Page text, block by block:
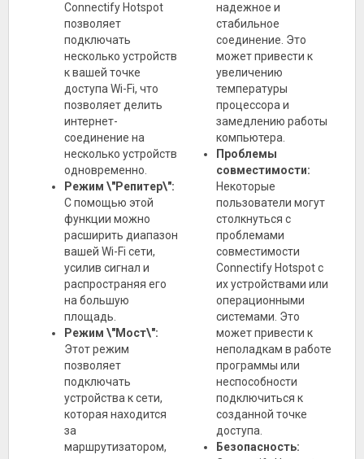
Connectify Hotspot
позволяет
подключать
несколько устройств
к вашей точке
доступа Wi-Fi, что
позволяет делить
интернет-
соединение на
несколько устройств
одновременно.
Режим \"Репитер\":
С помощью этой
функции можно
расширить диапазон
вашей Wi-Fi сети,
усилив сигнал и
распространяя его
на большую
площадь.
Режим \"Мост\":
Этот режим
позволяет
подключать
устройства к сети,
которая находится
за
маршрутизатором,
надежное и
стабильное
соединение. Это
может привести к
увеличению
температуры
процессора и
замедлению работы
компьютера.
Проблемы
совместимости:
Некоторые
пользователи могут
столкнуться с
проблемами
совместимости
Connectify Hotspot с
их устройствами или
операционными
системами. Это
может привести к
неполадкам в работе
программы или
неспособности
подключиться к
созданной точке
доступа.
Безопасность: